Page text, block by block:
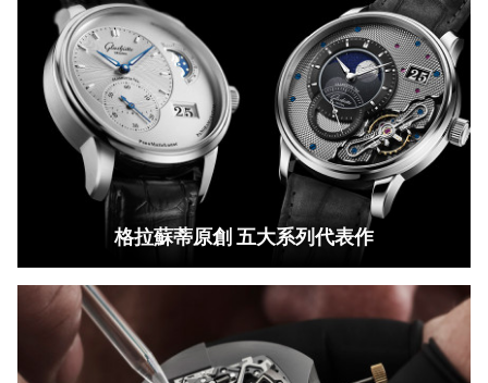
格拉蘇蒂原創 五大系列代表作